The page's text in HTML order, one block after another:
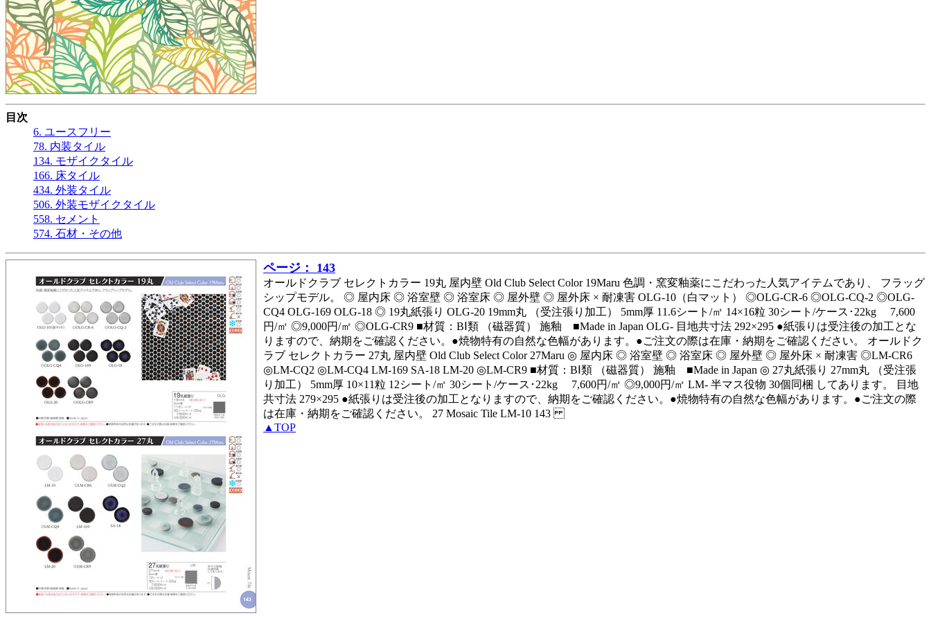
目次
6. ユースフリー
78. 内装タイル
134. モザイクタイル
166. 床タイル
434. 外装タイル
506. 外装モザイクタイル
558. セメント
574. 石材・その他
ページ： 143
オールドクラブ セレクトカラー 19丸 屋内壁 Old Club Select Color 19Maru 色調・窯変釉薬にこだわった人気アイテムであり、 フラッグ
シップモデル。 ◎ 屋内床 ◎ 浴室壁 ◎ 浴室床 ◎ 屋外壁 ◎ 屋外床 × 耐凍害 OLG-10（白マット） ◎OLG-CR-6 ◎OLG-CQ-2 ◎OLG-
CQ4 OLG-169 OLG-18 ◎ 19丸紙張り OLG-20 19mm丸 （受注張り加工） 5mm厚 11.6シート/㎡ 14×16粒 30シート/ケース･22kg 7,600
円/㎡ ◎9,000円/㎡ ◎OLG-CR9 ■材質：BⅠ類 （磁器質） 施釉 ■Made in Japan OLG- 目地共寸法 292×295 ●紙張りは受注後の加工とな
りますので、納期をご確認ください。●焼物特有の自然な色幅があります。●ご注文の際は在庫・納期をご確認ください。 オールドク
ラブ セレクトカラー 27丸 屋内壁 Old Club Select Color 27Maru ◎ 屋内床 ◎ 浴室壁 ◎ 浴室床 ◎ 屋外壁 ◎ 屋外床 × 耐凍害 ◎LM-CR6
◎LM-CQ2 ◎LM-CQ4 LM-169 SA-18 LM-20 ◎LM-CR9 ■材質：BⅠ類 （磁器質） 施釉 ■Made in Japan ◎ 27丸紙張り 27mm丸 （受注張
り加工） 5mm厚 10×11粒 12シート/㎡ 30シート/ケース･22kg 7,600円/㎡ ◎9,000円/㎡ LM- 半マス役物 30個同梱 してあります。 目地
共寸法 279×295 ●紙張りは受注後の加工となりますので、納期をご確認ください。●焼物特有の自然な色幅があります。●ご注文の際
は在庫・納期をご確認ください。 27 Mosaic Tile LM-10 143
▲TOP